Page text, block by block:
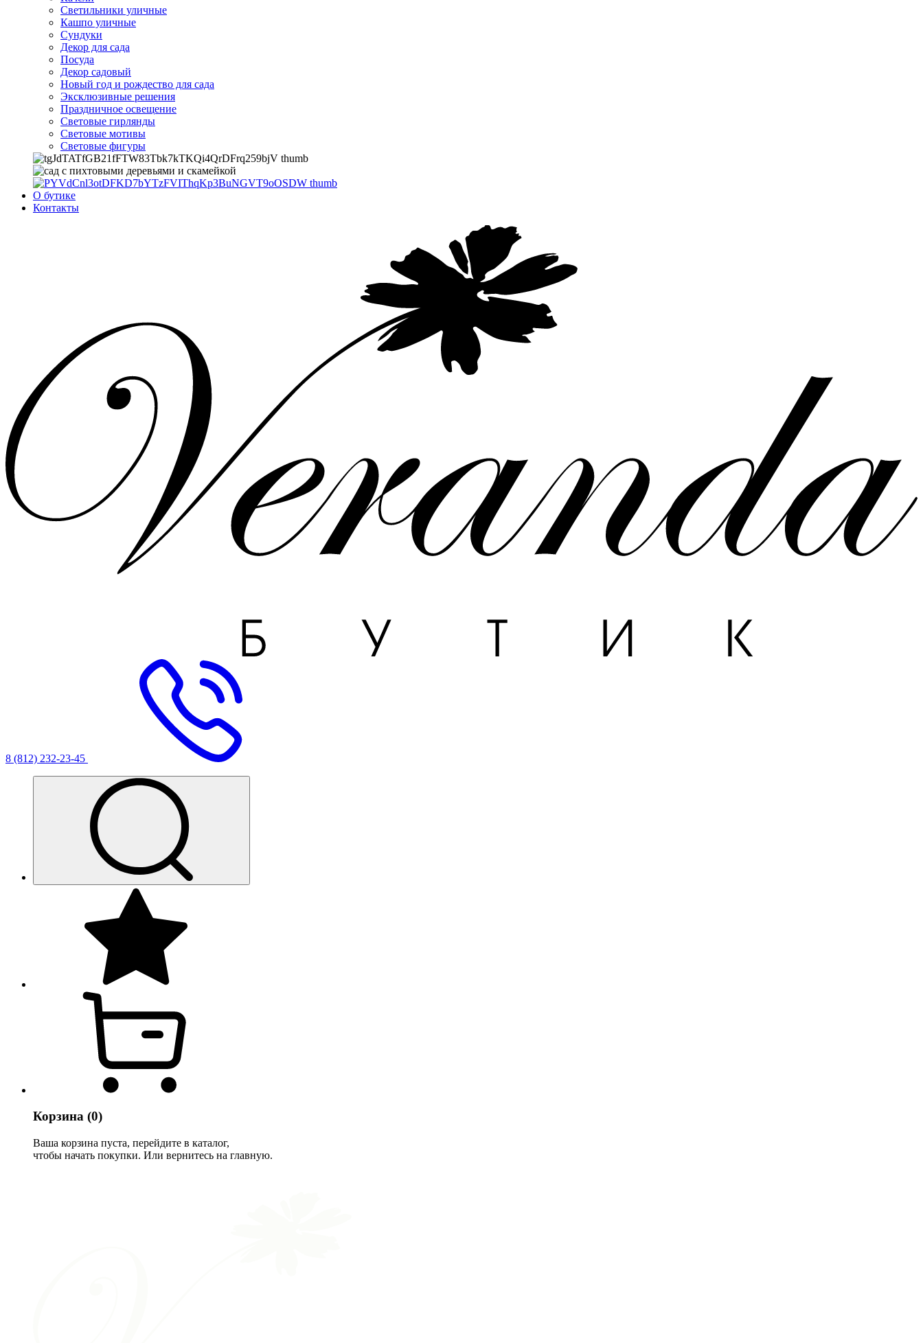
Cветильники уличные
Кашпо уличные
Сундуки
Декор для сада
Посуда
Декор садовый
Новый год и рождество для сада
Эксклюзивные решения
Праздничное освещение
Световые гирлянды
Световые мотивы
Световые фигуры
О бутике
Контакты
8 (812) 232-23-45
Корзина (0)
Ваша корзина пуста, перейдите в каталог,
чтобы начать покупки. Или вернитесь на главную.